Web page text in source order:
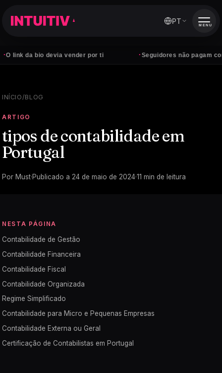
bio devia vender por ti Seguidores não pagam contas —
PT MENU
INÍCIO/BLOG
ARTIGO
tipos de contabilidade em
Portugal
Por Must·Publicado a 24 de maio de 2024·11 min de leitura
NESTA PÁGINA
Contabilidade de Gestão
Contabilidade Financeira
Contabilidade Fiscal
Contabilidade Organizada
Regime Simplificado
Contabilidade para Micro e Pequenas Empresas
Contabilidade Externa ou Geral
Certificação de Contabilistas em Portugal